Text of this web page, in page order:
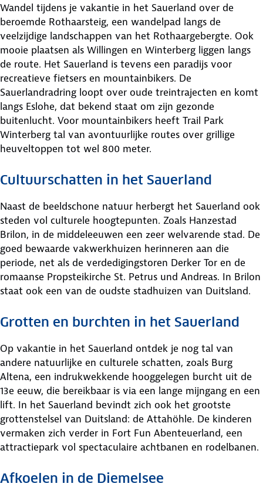
Wandel tijdens je vakantie in het Sauerland over de
beroemde Rothaarsteig, een wandelpad langs de
veelzijdige landschappen van het Rothaargebergte. Ook
mooie plaatsen als Willingen en Winterberg liggen langs
de route. Het Sauerland is tevens een paradijs voor
recreatieve fietsers en mountainbikers. De
Sauerlandradring loopt over oude treintrajecten en komt
langs Eslohe, dat bekend staat om zijn gezonde
buitenlucht. Voor mountainbikers heeft Trail Park
Winterberg tal van avontuurlijke routes over grillige
heuveltoppen tot wel 800 meter.
Cultuurschatten in het Sauerland
Naast de beeldschone natuur herbergt het Sauerland ook
steden vol culturele hoogtepunten. Zoals Hanzestad
Brilon, in de middeleeuwen een zeer welvarende stad. De
goed bewaarde vakwerkhuizen herinneren aan die
periode, net als de verdedigingstoren Derker Tor en de
romaanse Propsteikirche St. Petrus und Andreas. In Brilon
staat ook een van de oudste stadhuizen van Duitsland.
Grotten en burchten in het Sauerland
Op vakantie in het Sauerland ontdek je nog tal van
andere natuurlijke en culturele schatten, zoals Burg
Altena, een indrukwekkende hooggelegen burcht uit de
13e eeuw, die bereikbaar is via een lange mijngang en een
lift. In het Sauerland bevindt zich ook het grootste
grottenstelsel van Duitsland: de Attahöhle. De kinderen
vermaken zich verder in Fort Fun Abenteuerland, een
attractiepark vol spectaculaire achtbanen en rodelbanen.
Afkoelen in de Diemelsee